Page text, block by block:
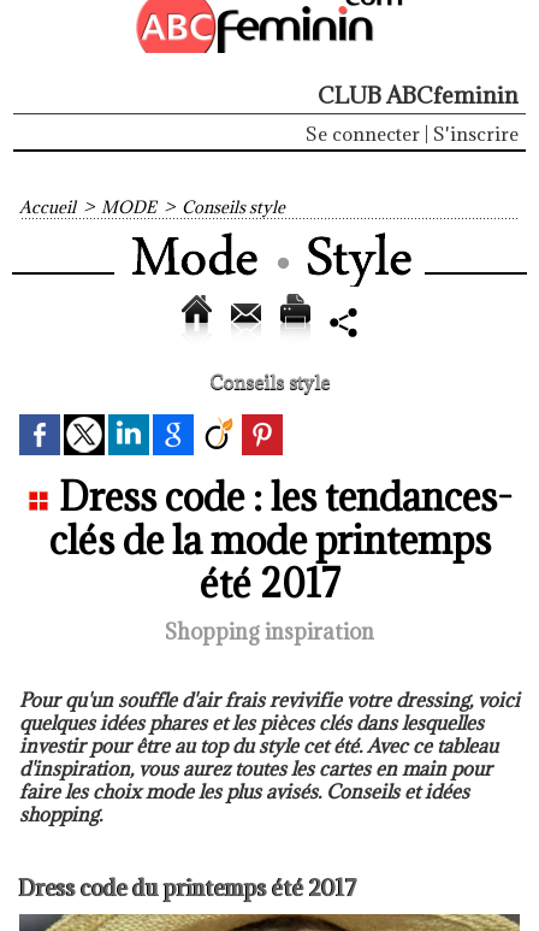
CLUB ABCfeminin
Se connecter S'inscrire
Accueil > MODE > Conseils style
Conseils style
Dress code : les tendances-
clés de la mode printemps
été 2017
Shopping inspiration
Pour qu'un souffle d'air frais revivifie votre dressing, voici
quelques idées phares et les pièces clés dans lesquelles
investir pour être au top du style cet été. Avec ce tableau
d'inspiration, vous aurez toutes les cartes en main pour
faire les choix mode les plus avisés. Conseils et idées
shopping.
Dress code du printemps été 2017